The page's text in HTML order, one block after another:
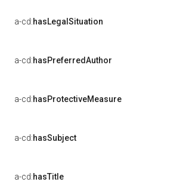
a-cd:hasLegalSituation
a-cd:hasPreferredAuthor
a-cd:hasProtectiveMeasure
a-cd:hasSubject
a-cd:hasTitle